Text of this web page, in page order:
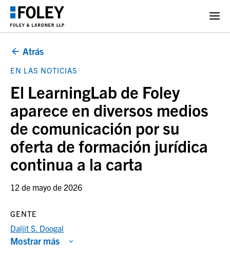
Atrás
EN LAS NOTICIAS
El LearningLab de Foley
aparece en diversos medios
de comunicación por su
oferta de formación jurídica
continua a la carta
12 de mayo de 2026
GENTE
Daljit S. Doogal
Mostrar más